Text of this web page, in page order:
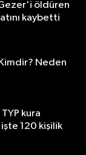
öldüren
kaybetti
Kimdir? Neden
kura
işte 120 kişilik